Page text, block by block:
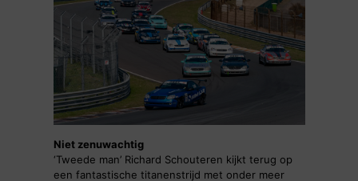
Niet zenuwachtig
‘Tweede man’ Richard Schouteren kijkt terug op
een fantastische titanenstrijd met onder meer